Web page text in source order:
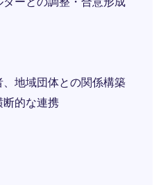
地域団体との関係構築
断的な連携